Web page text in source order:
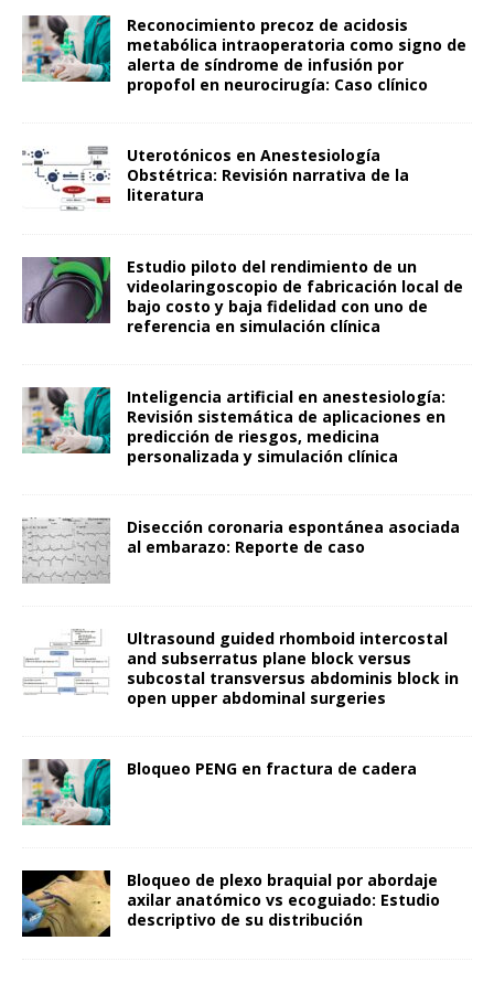
Reconocimiento precoz de acidosis
metabólica intraoperatoria como signo de
alerta de síndrome de infusión por
propofol en neurocirugía: Caso clínico
Uterotónicos en Anestesiología
Obstétrica: Revisión narrativa de la
literatura
Estudio piloto del rendimiento de un
videolaringoscopio de fabricación local de
bajo costo y baja fidelidad con uno de
referencia en simulación clínica
Inteligencia artificial en anestesiología:
Revisión sistemática de aplicaciones en
predicción de riesgos, medicina
personalizada y simulación clínica
Disección coronaria espontánea asociada
al embarazo: Reporte de caso
Ultrasound guided rhomboid intercostal
and subserratus plane block versus
subcostal transversus abdominis block in
open upper abdominal surgeries
Bloqueo PENG en fractura de cadera
Bloqueo de plexo braquial por abordaje
axilar anatómico vs ecoguiado: Estudio
descriptivo de su distribución